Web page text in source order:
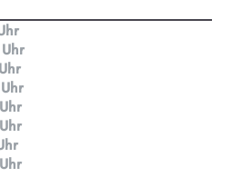
du Kultur-Programm